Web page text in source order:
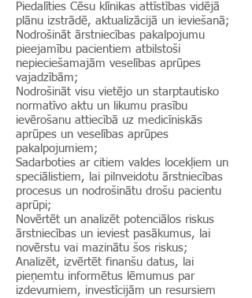
Piedalīties Cēsu klīnikas attīstības vidējā
plānu izstrādē, aktualizācijā un ieviešanā;
Nodrošināt ārstniecības pakalpojumu
pieejamību pacientiem atbilstoši
nepieciešamajām veselības aprūpes
vajadzībām;
Nodrošināt visu vietējo un starptautisko
normatīvo aktu un likumu prasību
ievērošanu attiecībā uz medicīniskās
aprūpes un veselības aprūpes
pakalpojumiem;
Sadarboties ar citiem valdes locekļiem un
speciālistiem, lai pilnveidotu ārstniecības
procesus un nodrošinātu drošu pacientu
aprūpi;
Novērtēt un analizēt potenciālos riskus
ārstniecības un ieviest pasākumus, lai
novērstu vai mazinātu šos riskus;
Analizēt, izvērtēt finanšu datus, lai
pieņemtu informētus lēmumus par
izdevumiem, investīcijām un resursiem